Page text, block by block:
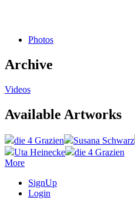
Photos
Archive
Videos
Available Artworks
die 4 Grazien Susana Schwarz
Uta Heinecke
die 4 Grazien
More
SignUp
Login